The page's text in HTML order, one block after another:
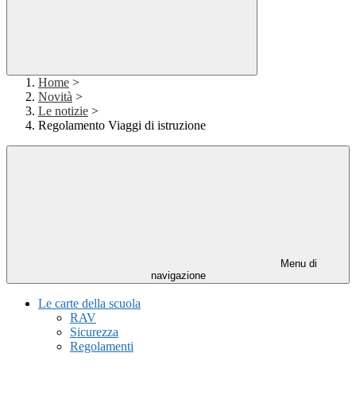
Home >
Novità >
Le notizie >
Regolamento Viaggi di istruzione
Menu di
navigazione
Le carte della scuola
RAV
Sicurezza
Regolamenti